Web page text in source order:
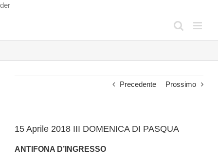
derSalta
Precedente Prossimo
15 Aprile 2018 III DOMENICA DI PASQUA
ANTIFONA D’INGRESSO